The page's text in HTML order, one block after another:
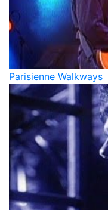
Parisienne Walkways